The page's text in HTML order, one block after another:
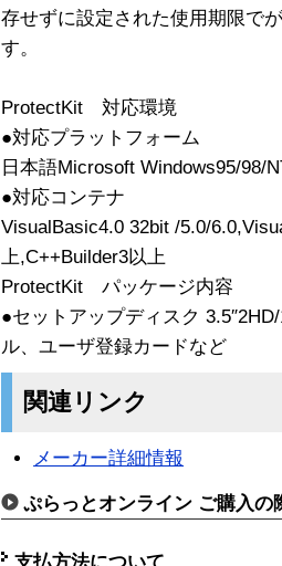
存せずに設定された使用期限で
す。
ProtectKit 対応環境
●対応プラットフォーム
日本語Microsoft Windows95/98/
●対応コンテナ
VisualBasic4.0 32bit /5.0/
上,C++Builder3以上
ProtectKit パッケージ内容
●セットアップディスク
ル、ユーザ登録カードなど
関連リンク
メーカー詳細情報
ぷらっとオンライン ご購入の